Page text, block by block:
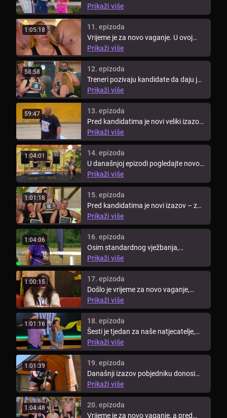
vježbaju u bazenu. Za izazov
kandidati ...
Prikaži više
1:05:18
11. epizoda
Vrijeme je za novo vaganje. U ovoj
epizodi pogledajte tko će se naći ...
Prikaži više
58:58
12. epizoda
Treneri pozivaju kandidate da daju još
više od sebe kako bi rezultati ...
Prikaži više
59:47
13. epizoda
Pred kandidatima je novi veliki izazov.
Pogledajte tko će ovoga puta ...
Prikaži više
1:04:01
14. epizoda
U današnjoj epizodi pogledajte novo
vaganje kantdidata i saznajte tko ...
Prikaži više
1:01:18
15. epizoda
Pred kandidatima je novi izazov – za
nagradu pobjednik može nazvati ...
Prikaži više
1:04:06
16. epizoda
Osim standardnog vježbanja,
kandidati moraju doslovno zaprljati
ruke. ...
Prikaži više
1:00:15
17. epizoda
Došlo je vrijeme za novo vaganje,
pogledajte tko je u ovom tjednu dao
...
Prikaži više
1:01:16
18. epizoda
Šesti je tjedan za naše natjecatelje,
pogledajte koliko su ...
Prikaži više
1:01:39
19. epizoda
Današnji izazov pobjedniku donosi
najvrjedniju nagradu – imunitet na ...
Prikaži više
1:04:48
20. epizoda
Vrijeme je za novo vaganje, a pred